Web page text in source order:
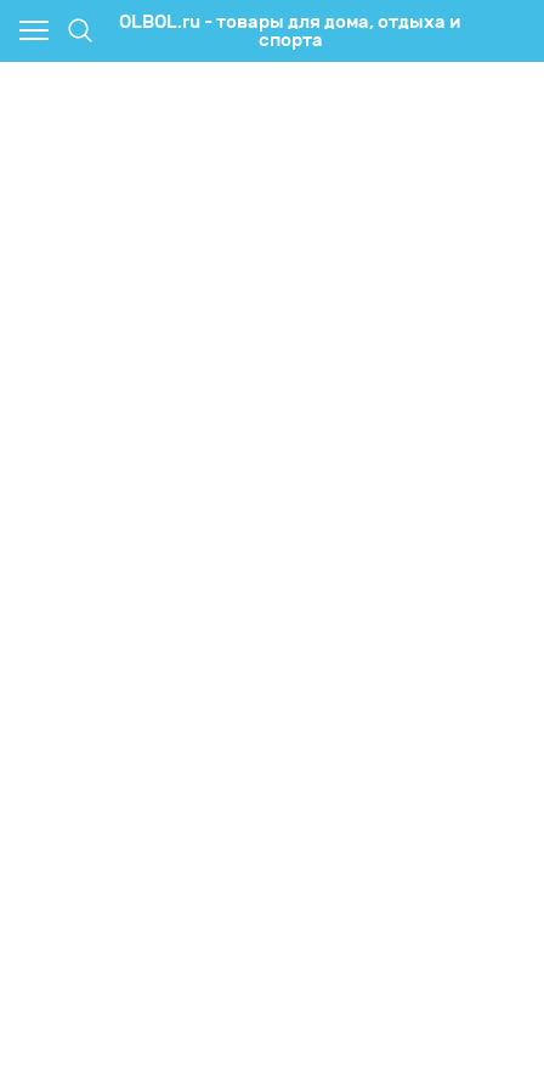
OLBOL.ru - товары для дома, отдыха и
спорта